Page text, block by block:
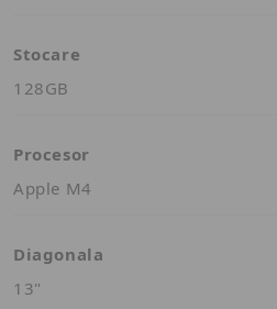
Stocare
128GB
Procesor
Apple M4
Diagonala
13"